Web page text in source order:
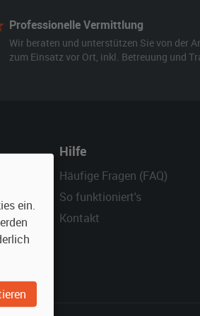
Professionelle Vermittlung
Wir beraten und unterstützen Sie von der
zum Einsatz vor Ort, inkl. Betreuung und
Hilfe
Häufige Fragen (FAQ)
So funktioniert's
Kontakt
ein.